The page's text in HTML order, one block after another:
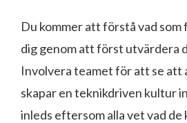
Du kommer att förstå vad
dig genom att först utvärdera
Involvera teamet för att se att
skapar en teknikdriven kultur
inleds eftersom alla vet vad de